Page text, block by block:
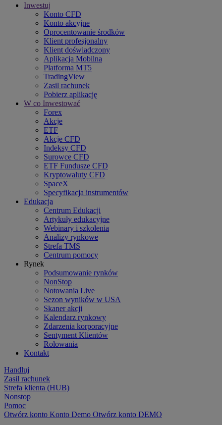
Inwestuj
Konto CFD
Konto akcyjne
Oprocentowanie środków
Klient profesjonalny
Klient doświadczony
Aplikacja Mobilna
Platforma MT5
TradingView
Zasil rachunek
Pobierz aplikację
W co Inwestować
Forex
Akcje
ETF
Akcje CFD
Indeksy CFD
Surowce CFD
ETF Fundusze CFD
Kryptowaluty CFD
SpaceX
Specyfikacja instrumentów
Edukacja
Centrum Edukacji
Artykuły edukacyjne
Webinary i szkolenia
Analizy rynkowe
Strefa TMS
Centrum pomocy
Rynek
Podsumowanie rynków
NonStop
Notowania Live
Sezon wyników w USA
Skaner akcji
Kalendarz rynkowy
Zdarzenia korporacyjne
Sentyment Klientów
Rolowania
Kontakt
Handluj
Zasil rachunek
Strefa klienta (HUB)
Nonstop
Pomoc
Otwórz konto Konto Demo Otwórz konto DEMO